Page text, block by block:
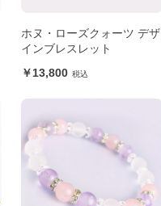
ホヌ・ローズクォーツ デザ
インブレスレット
13,800